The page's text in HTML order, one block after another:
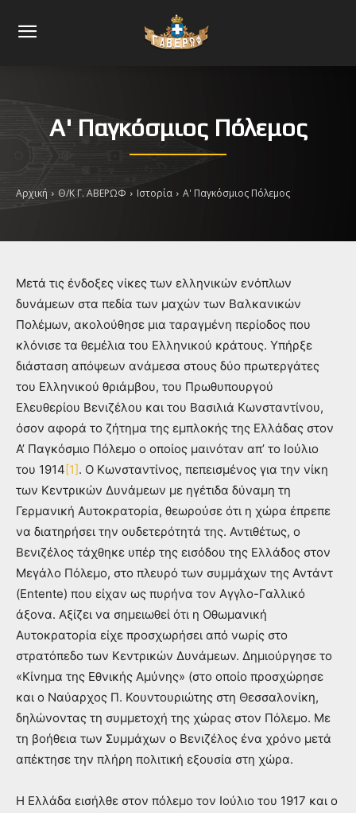
Α' Παγκόσμιος Πόλεμος
Αρχική Θ/Κ Γ. ΑΒΕΡΩΦ Ιστορία Α' Παγκόσμιος Πόλεμος
Μετά τις ένδοξες νίκες των ελληνικών ενόπλων
δυνάμεων στα πεδία των μαχών των Βαλκανικών
Πολέμων, ακολούθησε μια ταραγμένη περίοδος που
κλόνισε τα θεμέλια του Ελληνικού κράτους. Υπήρξε
διάσταση απόψεων ανάμεσα στους δύο πρωτεργάτες
του Ελληνικού θριάμβου, του Πρωθυπουργού
Ελευθερίου Βενιζέλου και του Βασιλιά Κωνσταντίνου,
όσον αφορά το ζήτημα της εμπλοκής της Ελλάδας στον
Α’ Παγκόσμιο Πόλεμο ο οποίος μαινόταν απ’ το Ιούλιο
του 1914[1]. Ο Κωνσταντίνος, πεπεισμένος για την νίκη
των Κεντρικών Δυνάμεων με ηγέτιδα δύναμη τη
Γερμανική Αυτοκρατορία, θεωρούσε ότι η χώρα έπρεπε
να διατηρήσει την ουδετερότητά της. Αντιθέτως, ο
Βενιζέλος τάχθηκε υπέρ της εισόδου της Ελλάδος στον
Μεγάλο Πόλεμο, στο πλευρό των συμμάχων της Αντάντ
(Entente) που είχαν ως πυρήνα τον Αγγλο-Γαλλικό
άξονα. Αξίζει να σημειωθεί ότι η Οθωμανική
Αυτοκρατορία είχε προσχωρήσει από νωρίς στο
στρατόπεδο των Κεντρικών Δυνάμεων. Δημιούργησε το
«Κίνημα της Εθνικής Αμύνης» (στο οποίο προσχώρησε
και ο Ναύαρχος Π. Κουντουριώτης στη Θεσσαλονίκη,
δηλώνοντας τη συμμετοχή της χώρας στον Πόλεμο. Με
τη βοήθεια των Συμμάχων ο Βενιζέλος ένα χρόνο μετά
απέκτησε την πλήρη πολιτική εξουσία στη χώρα.
Η Ελλάδα εισήλθε στον πόλεμο τον Ιούλιο του 1917 και ο